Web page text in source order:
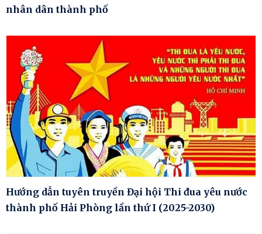
nhân dân thành phố
Hướng dẫn tuyên truyền Đại hội Thi đua yêu nước
thành phố Hải Phòng lần thứ I (2025-2030)